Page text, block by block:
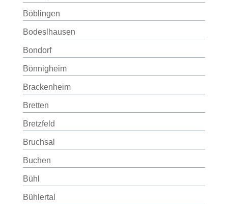
Böblingen
Bodeslhausen
Bondorf
Bönnigheim
Brackenheim
Bretten
Bretzfeld
Bruchsal
Buchen
Bühl
Bühlertal